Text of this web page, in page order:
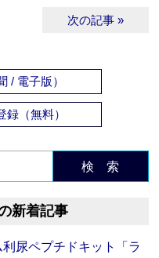
次の記事 »
/ 電子版）
録（無料）
検 索
新着記事
利尿ペプチドキット「ラ